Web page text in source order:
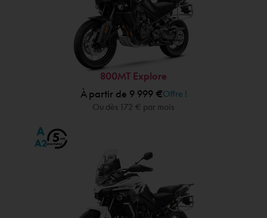
800MT Explore
À partir de 9 999 €Offre !
Ou dès 172 € par mois